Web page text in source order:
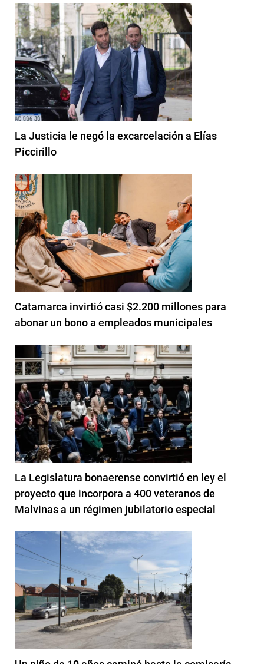
La Justicia le negó la excarcelación a Elías
Piccirillo
Catamarca invirtió casi $2.200 millones para
abonar un bono a empleados municipales
La Legislatura bonaerense convirtió en ley el
proyecto que incorpora a 400 veteranos de
Malvinas a un régimen jubilatorio especial